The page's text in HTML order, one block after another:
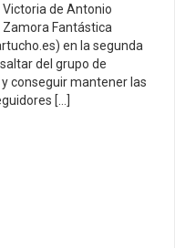
de Antonio
Zamora Fantástica
en la segunda
del grupo de
conseguir mantener las
[…]